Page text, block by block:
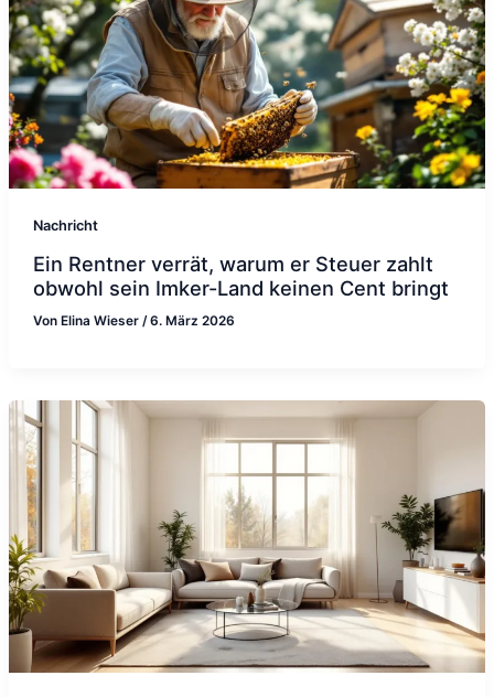
Nachricht
Ein Rentner verrät, warum er Steuer zahlt
obwohl sein Imker-Land keinen Cent bringt
Von Elina Wieser /6. März 2026